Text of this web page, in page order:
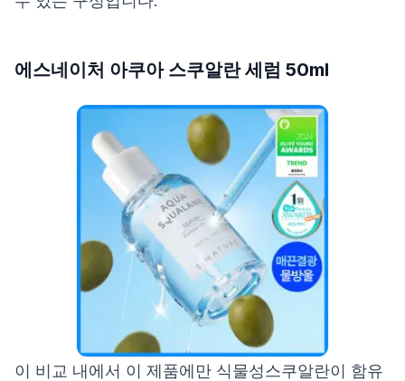
에스네이처 아쿠아 스쿠알란 세럼 50ml
이 비교 내에서 이 제품에만 식물성스쿠알란이 함유